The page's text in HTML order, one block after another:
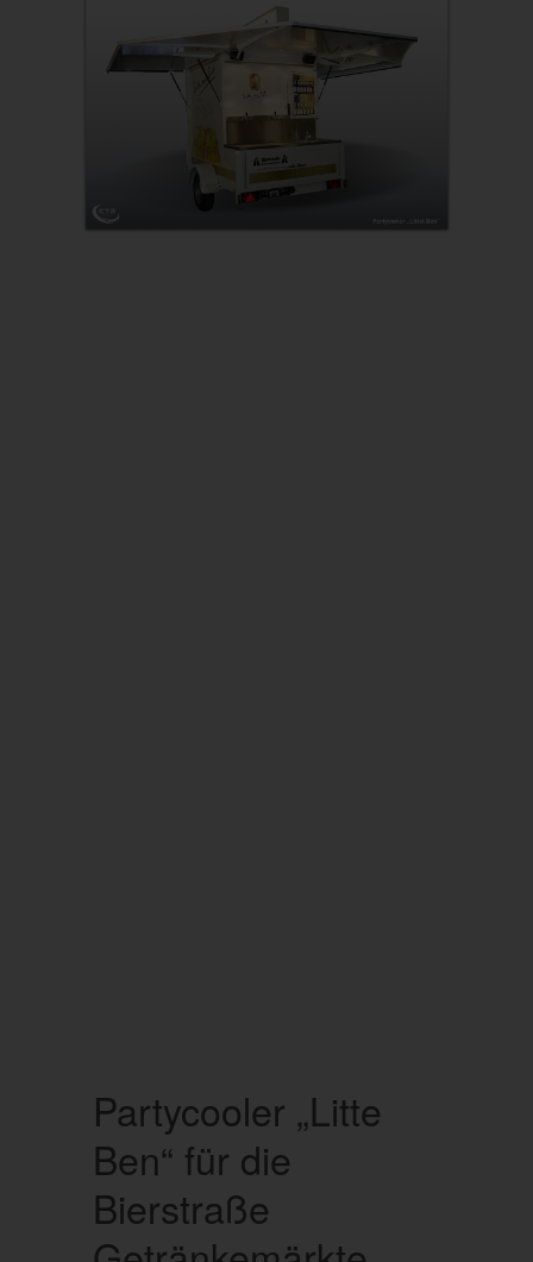
Partycooler „Litte
Ben“ für die
Bierstraße